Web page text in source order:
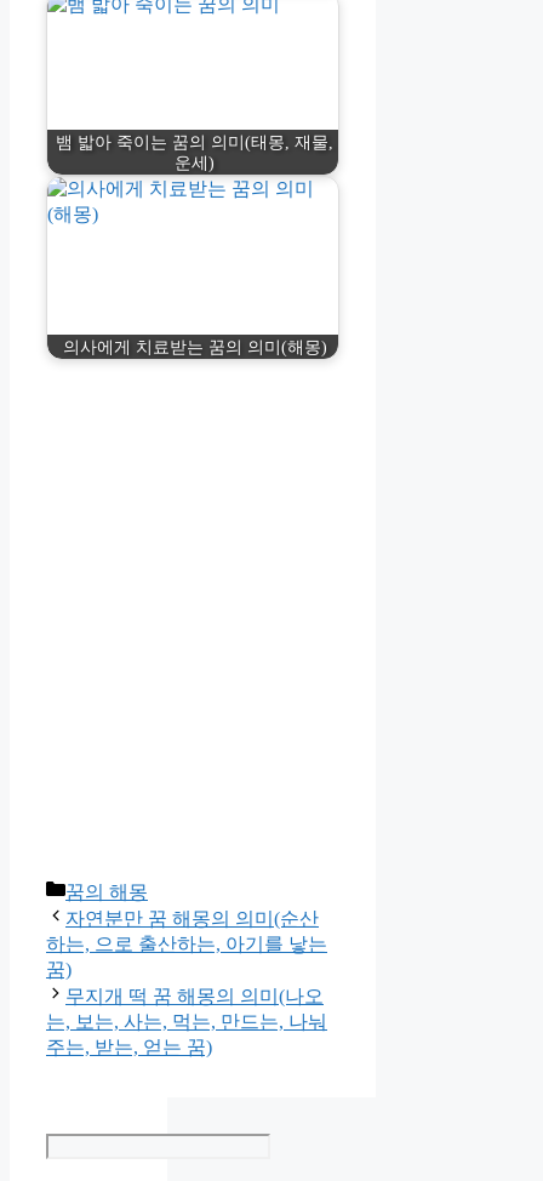
뱀 밟아 죽이는 꿈의 의미(태몽, 재물,
운세)
의사에게 치료받는 꿈의 의미(해몽)
Categories
꿈의 해몽
자연분만 꿈 해몽의 의미(순산
하는, 으로 출산하는, 아기를 낳는
꿈)
무지개 떡 꿈 해몽의 의미(나오
는, 보는, 사는, 먹는, 만드는, 나눠
주는, 받는, 얻는 꿈)
Search